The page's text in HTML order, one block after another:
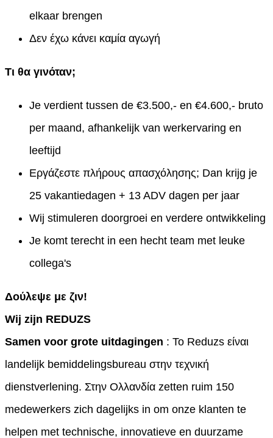
elkaar brengen
Δεν έχω κάνει καμία αγωγή
Τι θα γινόταν;
Je verdient tussen de €3.500,- en €4.600,- bruto
per maand, afhankelijk van werkervaring en
leeftijd
Εργάζεστε πλήρους απασχόλησης; Dan krijg je
25 vakantiedagen + 13 ADV dagen per jaar
Wij stimuleren doorgroei en verdere ontwikkeling
Je komt terecht in een hecht team met leuke
collega's
Δούλεψε με ζιν!
Wij zijn REDUZS
Samen voor grote uitdagingen : Το Reduzs είναι
landelijk bemiddelingsbureau στην τεχνική
dienstverlening. Στην Ολλανδία zetten ruim 150
medewerkers zich dagelijks in om onze klanten te
helpen met technische, innovatieve en duurzame